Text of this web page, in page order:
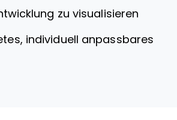
zu visualisieren
individuell anpassbares